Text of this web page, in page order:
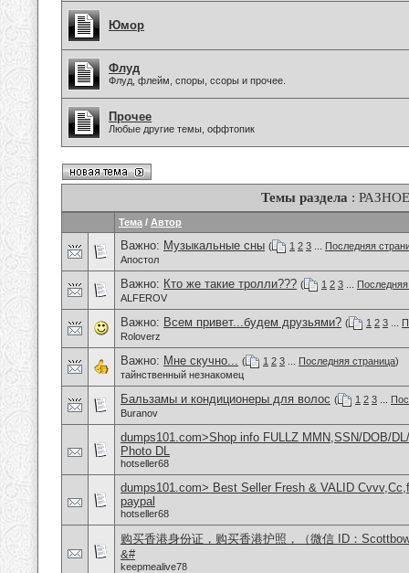
Юмор
Флуд
Флуд, флейм, споры, ссоры и прочее.
Прочее
Любые другие темы, оффтопик
Темы раздела : РАЗНОЕ
Тема / Автор
Важно: Музыкальные сны ( 1 2 3
Последняя
Апостол
Важно: Кто же такие тролли??? ( 1 2 3
ALFEROV
Важно: Всем привет...будем друзьями? ( 1 2 3
Roloverz
Важно: Мне скучно... ( 1 2 3 Последняя страница)
тайнственный незнакомец
Бальзамы и кондиционеры для волос ( 1 2 3
Buranov
dumps101.com>Shop info FULLZ MMN,SSN/DOB/
Photo DL
hotseller68
dumps101.com> Best Seller Fresh & VALID
paypal
hotseller68
购买香港身份证，购买香港护照，（微信 ID：
&#
keepmealive78